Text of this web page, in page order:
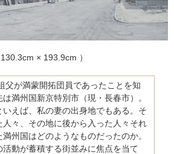
130.3cm × 193.9cm ）
父が満蒙開拓団員であったことを知
は満州国新京特別市（現・長春市）。
いえば、私の妻の出身地でもある。そ
人々、その地に後から入った人々それ
州国はどのようなものだったのか。
活動が蓄積する街並みに焦点を当て